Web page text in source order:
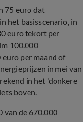
75 euro dat
het basisscenario, in
euro tekort per
100.000
per maand of
in mei van
in het 'donkere
boven.
van de 670.000